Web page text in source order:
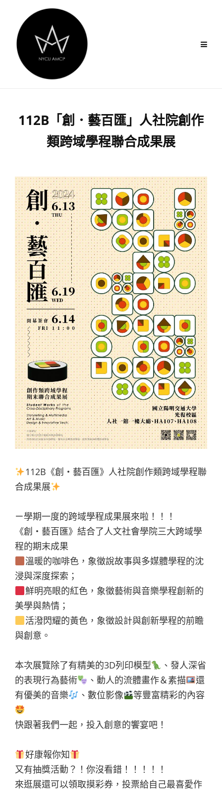
content
112B「創．藝百匯」人社院創作
類跨域學程聯合成果展
112B《創・藝百匯》人社院創作類跨域學程聯
合成果展
ㄧ學期一度的跨域學程成果展來啦！！！
《創・藝百匯》結合了人文社會學院三大跨域學
程的期末成果
溫暖的咖啡色，象徵說故事與多媒體學程的沈
浸與深度探索；
鮮明亮眼的紅色，象徵藝術與音樂學程創新的
美學與熱情；
活潑閃耀的黃色，象徵設計與創新學程的前瞻
與創意。
本次展覽除了有精美的3D列印模型
、發人深省
的表現行為藝術
、動人的流體畫作＆素描
還
有優美的音樂
、數位影像 等豐富精彩的內容
快跟著我們一起，投入創意的饗宴吧！
好康報你知
又有抽獎活動？！你沒看錯！！！！！
來逛展還可以領取摸彩券，投票給自己最喜愛作